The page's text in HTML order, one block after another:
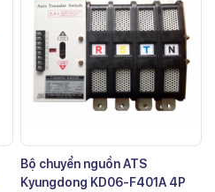
Bộ chuyển nguồn ATS
Kyungdong KD06-F401A 4P